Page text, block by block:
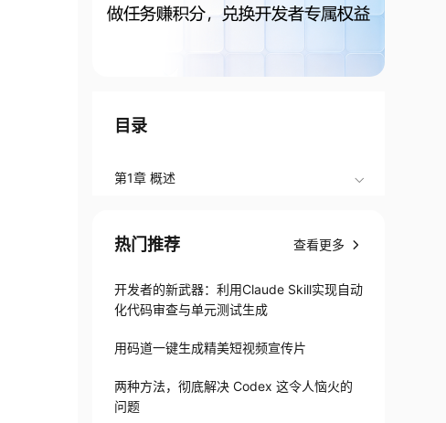
目录
第1章 概述
热门推荐 查看更多
开发者的新武器：利用Claude Skill实现自动
化代码审查与单元测试生成
用码道一键生成精美短视频宣传片
两种方法，彻底解决 Codex 这令人恼火的
问题